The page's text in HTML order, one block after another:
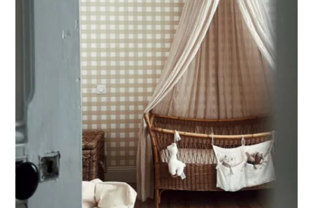
Ce format permet de concentrer le visuel sur la partie
supérieure du mur.
Conçu pour les très grands murs, afin d’obtenir un visuel
ample et immersif.
🔹
Adapté aux espaces où la hauteur est plus importante que
la largeur (montées d’escalier, pans de mur étroits, etc.).